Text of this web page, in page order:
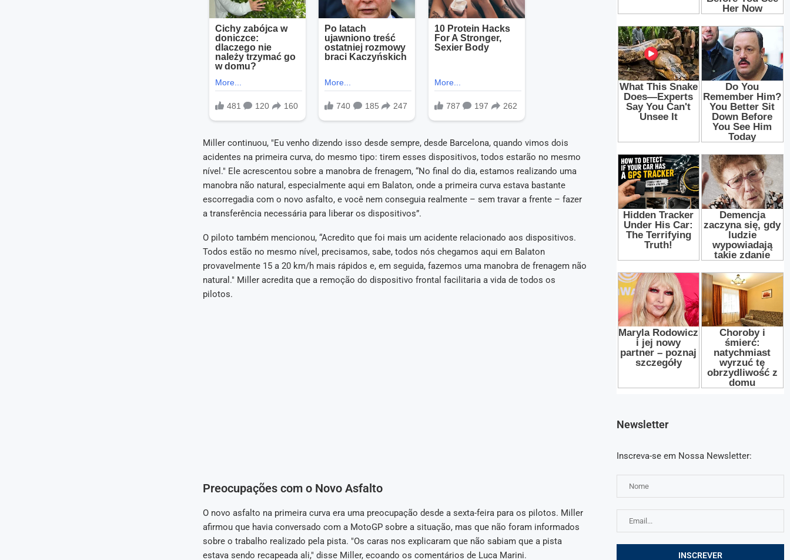
Miller continuou, "Eu venho dizendo isso desde sempre, desde Barcelona, quando vimos dois
acidentes na primeira curva, do mesmo tipo: tirem esses dispositivos, todos estarão no mesmo
nível." Ele acrescentou sobre a manobra de frenagem, “No final do dia, estamos realizando uma
manobra não natural, especialmente aqui em Balaton, onde a primeira curva estava bastante
escorregadia com o novo asfalto, e você nem conseguia realmente – sem travar a frente – fazer
a transferência necessária para liberar os dispositivos”.
O piloto também mencionou, “Acredito que foi mais um acidente relacionado aos dispositivos.
Todos estão no mesmo nível, precisamos, sabe, todos nós chegamos aqui em Balaton
provavelmente 15 a 20 km/h mais rápidos e, em seguida, fazemos uma manobra de frenagem não
natural." Miller acredita que a remoção do dispositivo frontal facilitaria a vida de todos os
pilotos.
Preocupações com o Novo Asfalto
O novo asfalto na primeira curva era uma preocupação desde a sexta-feira para os pilotos. Miller
afirmou que havia conversado com a MotoGP sobre a situação, mas que não foram informados
sobre o trabalho realizado pela pista. "Os caras nos explicaram que não sabiam que a pista
estava sendo recapeada ali," disse Miller, ecoando os comentários de Luca Marini.
Newsletter
Inscreva-se em Nossa Newsletter: